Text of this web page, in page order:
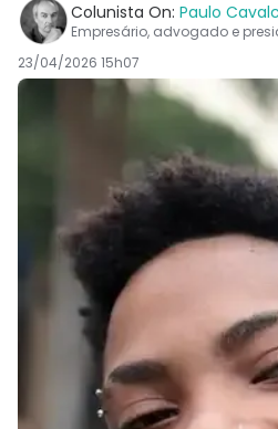
Colunista On: Paulo
Empresário, advogado e
23/04/2026 15h07